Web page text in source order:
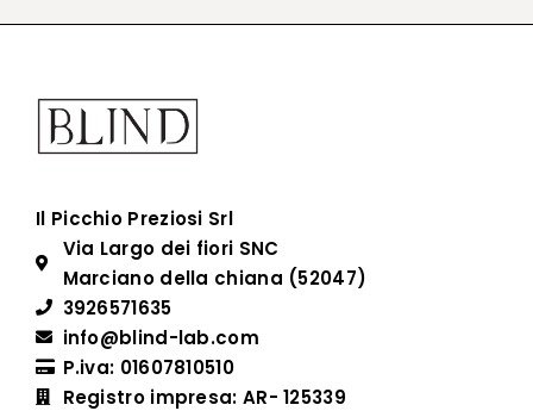
Il Picchio Preziosi Srl
Via Largo dei fiori SNC
Marciano della chiana (52047)
3926571635
info@blind-lab.com
P.iva: 01607810510
Registro impresa: AR- 125339